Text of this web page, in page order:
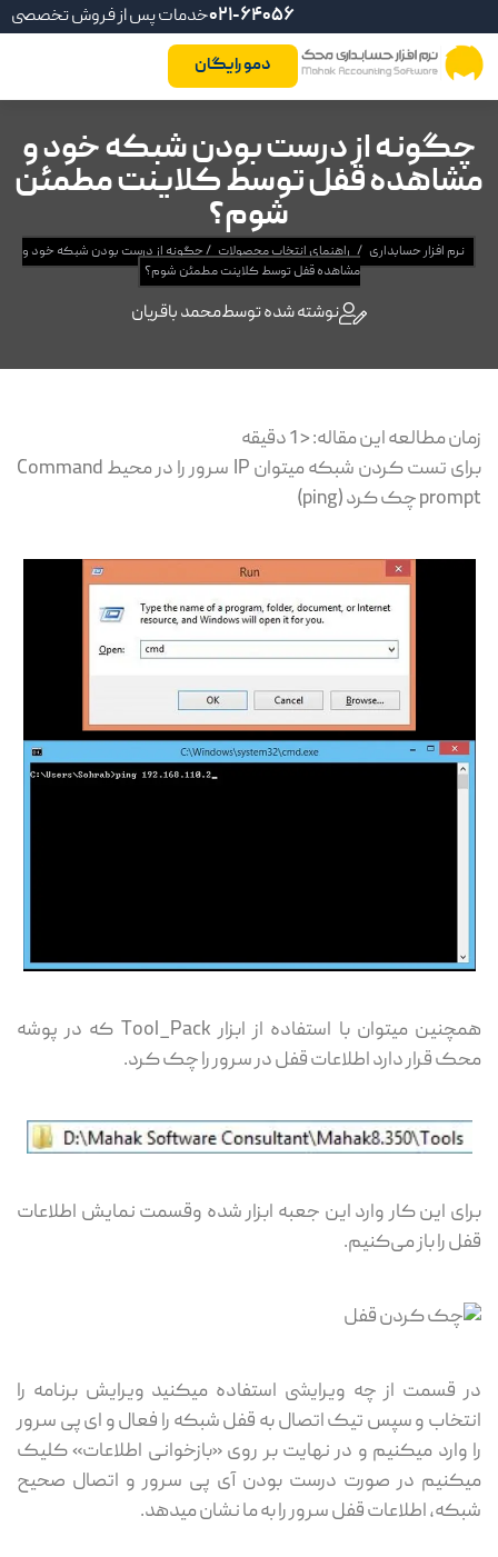
خدمات پس از فروش تخصصی021-64056
دمو رایگان
چگونه از درست بودن شبکه خود و
مشاهده قفل توسط کلاینت مطمئن
شوم؟
نرم افزار حسابداری / راهنمای انتخاب محصولات /چگونه از درست بودن شبکه خود و
مشاهده قفل توسط کلاینت مطمئن شوم؟
نوشته شده توسطمحمد باقریان
زمان مطالعه این مقاله:< 1 دقیقه
برای تست کردن شبکه میتوان IP سرور را در محیط Command
prompt چک کرد (ping)
همچنین میتوان با استفاده از ابزار Tool_Pack که در پوشه
محک قرار دارد اطلاعات قفل در سرور را چک کرد.
برای این کار وارد این جعبه ابزار شده وقسمت نمایش اطلاعات
قفل را باز می‌کنیم.
در قسمت از چه ویرایشی استفاده میکنید ویرایش برنامه را
انتخاب و سپس تیک اتصال به قفل شبکه را فعال و ای پی سرور
را وارد میکنیم و در نهایت بر روی «بازخوانی اطلاعات» کلیک
میکنیم در صورت درست بودن آی پی سرور و اتصال صحیح
شبکه، اطلاعات قفل سرور را به ما نشان میدهد.